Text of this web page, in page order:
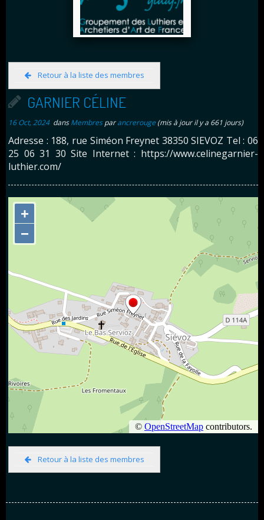
Retour à la liste des membres
GARNIER CÉLINE
16 Oct, 2024dansMembresparancrerouge (mis à jour il y a 661 jours)
Adresse : 188, rue Siméon Freynet 38350 SIEVOZ Tel : 06
25 06 31 30 Site Internet : https://www.celinegarnier-
luthier.com/
Retour à la liste des membres